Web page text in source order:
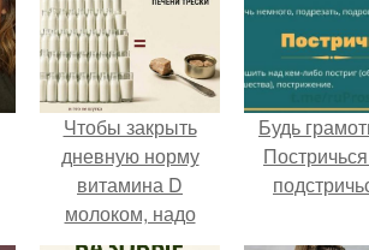
Чтобы закрыть
дневную норму
витамина D
молоком, надо
выпить 30 литров
Будь